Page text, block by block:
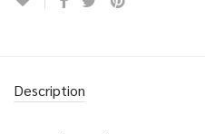
Description